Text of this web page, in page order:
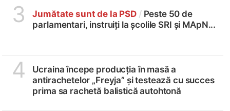
3 Jumătate sunt de la PSD / Peste 50 de
parlamentari, instruiți la școlile SRI și MApN...
4
Ucraina începe producția în masă a
antirachetelor „Freyja” și testează cu succes
prima sa rachetă balistică autohtonă